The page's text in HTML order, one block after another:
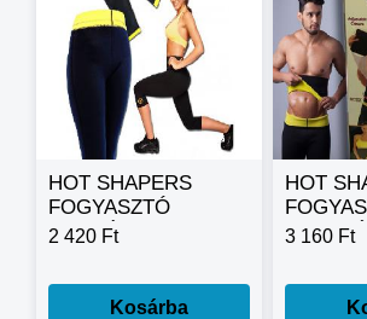
HOT SHAPERS
FOGYASZTÓ
NADRÁG Intelligens
2 420 Ft
Kosárba
HOT
3 160 Ft